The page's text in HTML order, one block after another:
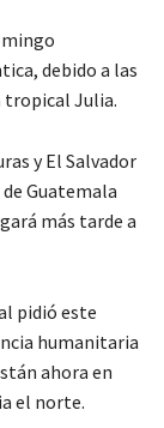
debido a las
tropical Julia.
y El Salvador
Guatemala
más tarde a
pidió este
humanitaria
ahora en
el norte.